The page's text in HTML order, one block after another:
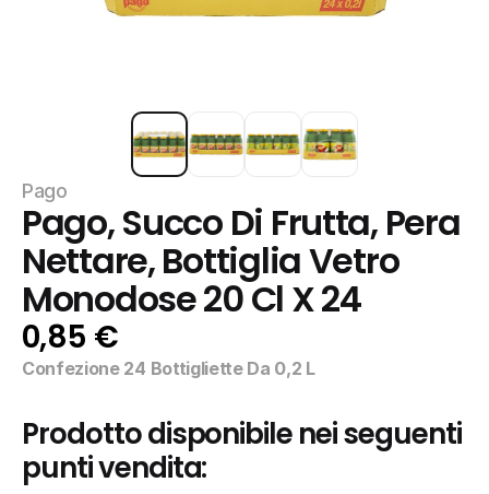
Pago
Pago, Succo Di Frutta, Pera
Nettare, Bottiglia Vetro
Monodose 20 Cl X 24
0,85 €
Confezione 24 Bottigliette Da 0,2 L
Prodotto disponibile nei seguenti
punti vendita: